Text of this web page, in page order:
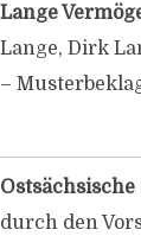
Lange
Lange, Dirk
–
durch den